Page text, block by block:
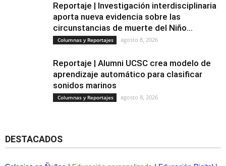
Reportaje | Investigación interdisciplinaria
aporta nueva evidencia sobre las
circunstancias de muerte del Niño...
Columnas y Reportajes agosto 8, 2026
Reportaje | Alumni UCSC crea modelo de
aprendizaje automático para clasificar
sonidos marinos
Columnas y Reportajes agosto 8, 2026
DESTACADOS